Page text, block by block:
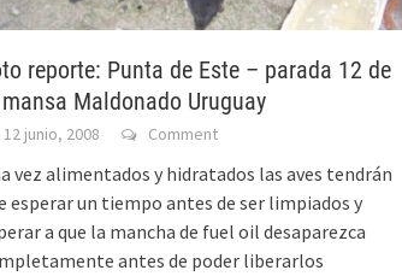
reporte: Punta de Este – parada 12 de
Maldonado Uruguay
12 junio, 2008 Comment
vez alimentados y hidratados las aves tendrán
esperar un tiempo antes de ser limpiados y
a que la mancha de fuel oil desaparezca
antes de poder liberarlos